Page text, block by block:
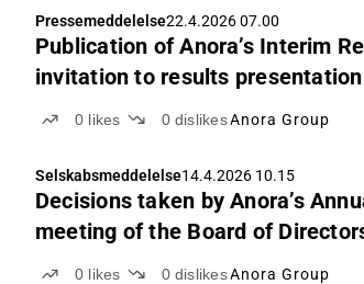
Pressemeddelelse22.4.2026 07.00
Publication of Anora’s Interim
invitation to results presentation
0 likes 0 dislikesAnora Group
Selskabsmeddelelse14.4.2026 10.15
Decisions taken by Anora’s
meeting of the Board of
0 likes 0 dislikesAnora Group